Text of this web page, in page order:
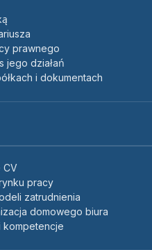
prawnego
jego działań
i dokumentach
CV
pracy
zatrudnienia
domowego biura
kompetencje